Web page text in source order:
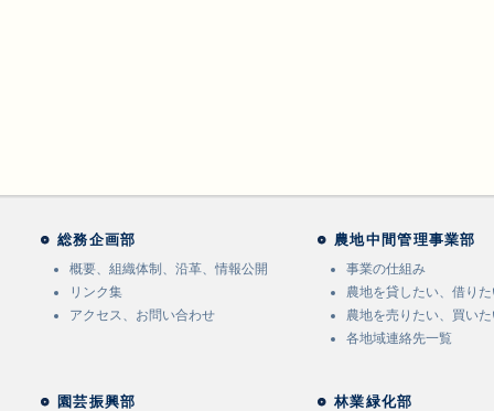
総務企画部
概要、組織体制、沿革、情報公開
リンク集
アクセス、お問い合わせ
園芸振興部
農地中間管理事業部
事業の仕組み
農地を貸したい、借り
農地を売りたい、買い
各地域連絡先一覧
林業緑化部